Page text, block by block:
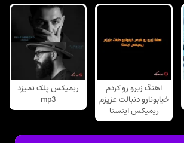
اهنگ زیرو رو کردم
خیابونارو دنبالت عزیزم
ریمیکس اینستا
ریمیکس پلک نمیزد
mp3